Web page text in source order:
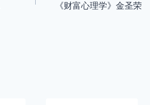
《财富心理学》金圣荣